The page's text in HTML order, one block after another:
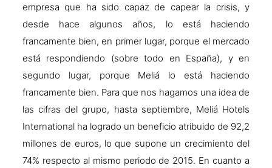
empresa que ha sido capaz de capear la crisis, y
desde hace algunos años, lo está haciendo
francamente bien, en primer lugar, porque el mercado
está respondiendo (sobre todo en España), y en
segundo lugar, porque Meliá lo está haciendo
francamente bien. Para que nos hagamos una idea de
las cifras del grupo, hasta septiembre, Meliá Hotels
International ha logrado un beneficio atribuido de 92,2
millones de euros, lo que supone un crecimiento del
74% respecto al mismo periodo de 2015. En cuanto a